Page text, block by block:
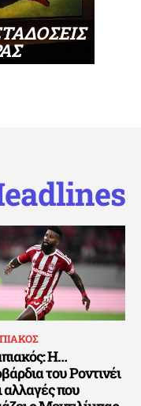
Η…
του Ροντινέι
αλλαγές που